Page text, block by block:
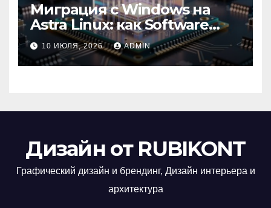
Миграция с Windows на
Astra Linux: как Software
Group успешно перешла на
отечественную ОС
10 ИЮЛЯ, 2026 ADMIN
Дизайн от RUBIKONT
Графический дизайн и брендинг, Дизайн интерьера и
архитектура